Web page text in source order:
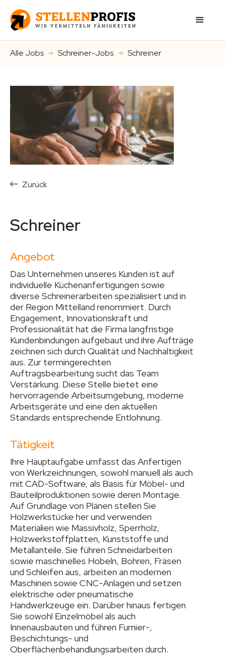
Alle Jobs Schreiner-Jobs Schreiner
Zurück
Schreiner
Angebot
Das Unternehmen unseres Kunden ist auf
individuelle Küchenanfertigungen sowie
diverse Schreinerarbeiten spezialisiert und in
der Region Mittelland renommiert. Durch
Engagement, Innovationskraft und
Professionalität hat die Firma langfristige
Kundenbindungen aufgebaut und ihre Aufträge
zeichnen sich durch Qualität und Nachhaltigkeit
aus. Zur termingerechten
Auftragsbearbeitung sucht das Team
Verstärkung. Diese Stelle bietet eine
hervorragende Arbeitsumgebung, moderne
Arbeitsgeräte und eine den aktuellen
Standards entsprechende Entlohnung.
Tätigkeit
Ihre Hauptaufgabe umfasst das Anfertigen
von Werkzeichnungen, sowohl manuell als auch
mit CAD-Software, als Basis für Möbel- und
Bauteilproduktionen sowie deren Montage.
Auf Grundlage von Plänen stellen Sie
Holzwerkstücke her und verwenden
Materialien wie Massivholz, Sperrholz,
Holzwerkstoffplatten, Kunststoffe und
Metallanteile. Sie führen Schneidarbeiten
sowie maschinelles Hobeln, Bohren, Fräsen
und Schleifen aus, arbeiten an modernen
Maschinen sowie CNC-Anlagen und setzen
elektrische oder pneumatische
Handwerkzeuge ein. Darüber hinaus fertigen
Sie sowohl Einzelmöbel als auch
Innenausbauten und führen Furnier-,
Beschichtungs- und
Oberflächenbehandlungsarbeiten durch.